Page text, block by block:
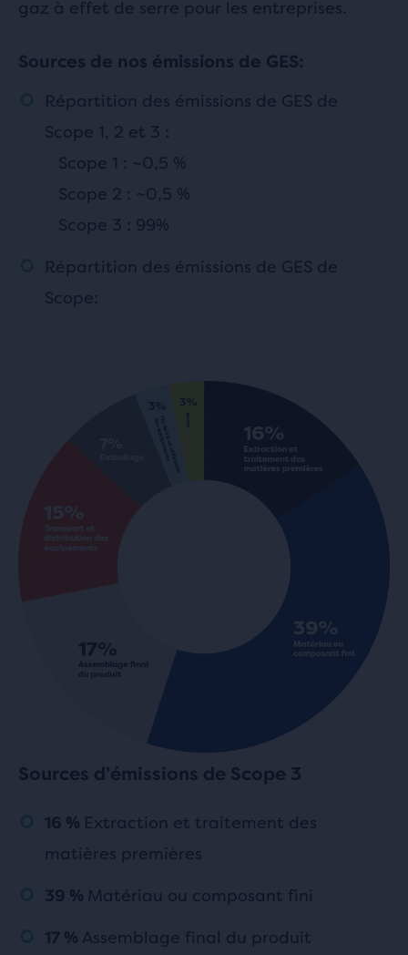
gaz à effet de serre pour les entreprises.
Sources de nos émissions de GES:
Répartition des émissions de GES de
Scope 1, 2 et 3 :
Scope 1 : ~0,5 %
Scope 2 : ~0,5 %
Scope 3 : 99%
Répartition des émissions de GES de
Scope:
Sources d’émissions de Scope 3
16 % Extraction et traitement des
matières premières
39 % Matériau ou composant fini
17 % Assemblage final du produit